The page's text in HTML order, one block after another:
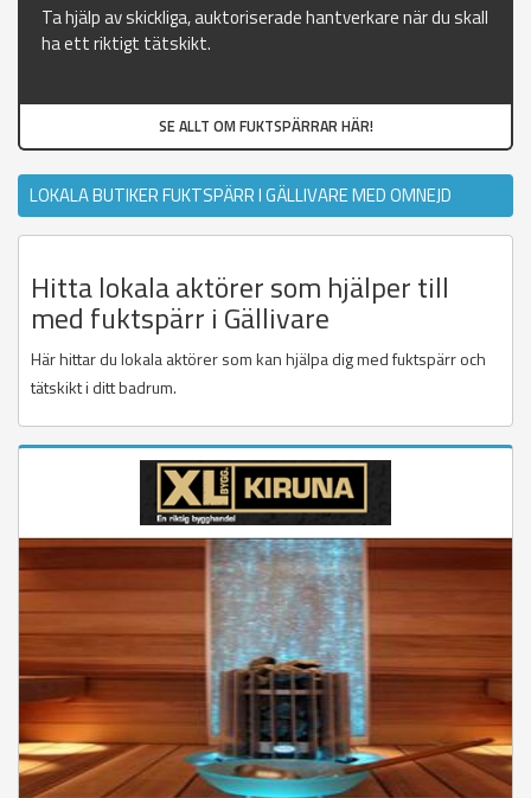
Ta hjälp av skickliga, auktoriserade hantverkare när du skall
ha ett riktigt tätskikt.
SE ALLT OM FUKTSPÄRRAR HÄR!
LOKALA BUTIKER FUKTSPÄRR I GÄLLIVARE MED OMNEJD
Hitta lokala aktörer som hjälper till
med fuktspärr i Gällivare
Här hittar du lokala aktörer som kan hjälpa dig med fuktspärr och
tätskikt i ditt badrum.